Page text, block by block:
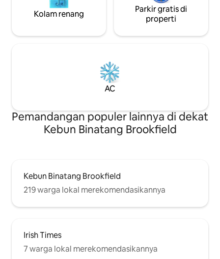
Kolam renang
Parkir gratis di
properti
AC
Pemandangan populer lainnya di dekat
Kebun Binatang Brookfield
Kebun Binatang Brookfield
219 warga lokal merekomendasikannya
Irish Times
7 warga lokal merekomendasikannya